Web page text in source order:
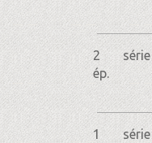
2
ép.
série
1
série